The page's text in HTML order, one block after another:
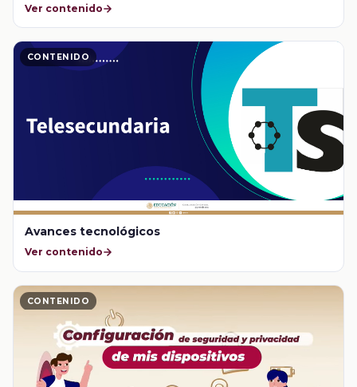
Ver contenido
CONTENIDO
Avances tecnológicos
Ver contenido
CONTENIDO